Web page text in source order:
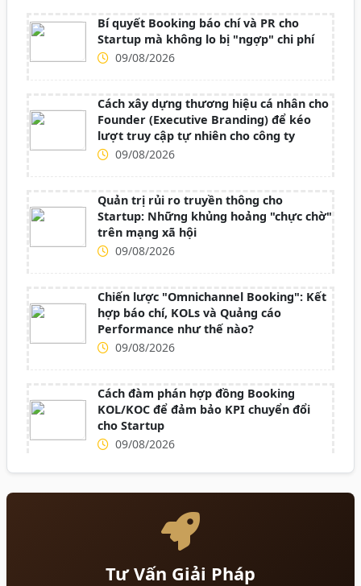
Bí quyết Booking báo chí và PR cho
Startup mà không lo bị "ngợp" chi phí
09/08/2026
Cách xây dựng thương hiệu cá nhân cho
Founder (Executive Branding) để kéo
lượt truy cập tự nhiên cho công ty
09/08/2026
Quản trị rủi ro truyền thông cho
Startup: Những khủng hoảng "chực chờ"
trên mạng xã hội
09/08/2026
Chiến lược "Omnichannel Booking": Kết
hợp báo chí, KOLs và Quảng cáo
Performance như thế nào?
09/08/2026
Cách đàm phán hợp đồng Booking
KOL/KOC để đảm bảo KPI chuyển đổi
cho Startup
09/08/2026
Tư Vấn Giải Pháp